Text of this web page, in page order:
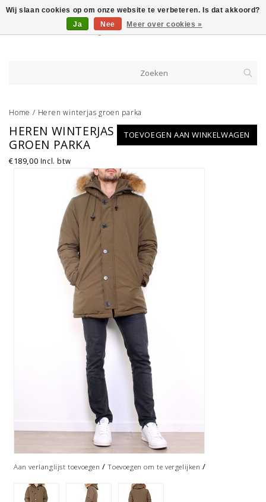
Home / Heren winterjas groen parka
TOEVOEGEN AAN WINKELWAGEN
HEREN WINTERJAS
GROEN PARKA
€189,00 Incl. btw
Aan verlanglijst toevoegen /Toevoegen om te vergelijken /
Wij slaan cookies op om onze website te verbeteren. Is dat akkoord?
Ja
Nee Meer over cookies »